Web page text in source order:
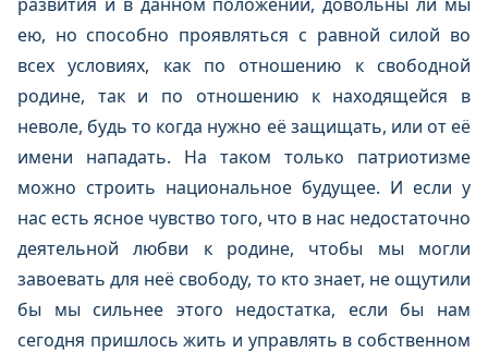
ею, но способно проявляться с равной силой во
всех условиях, как по отношению к свободной
родине, так и по отношению к находящейся в
неволе, будь то когда нужно её защищать, или от её
имени нападать. На таком только патриотизме
можно строить национальное будущее. И если у
нас есть ясное чувство того, что в нас недостаточно
деятельной любви к родине, чтобы мы могли
завоевать для неё свободу, то кто знает, не ощутили
бы мы сильнее этого недостатка, если бы нам
сегодня пришлось жить и управлять в собственном